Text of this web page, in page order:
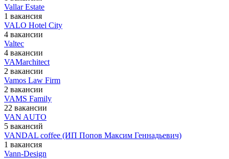
Vallar Estate
1 вакансия
VALO Hotel City
4 вакансии
Valtec
4 вакансии
VAMarchitect
2 вакансии
Vamos Law Firm
2 вакансии
VAMS Family
22 вакансии
VAN AUTO
5 вакансий
VANDAL coffee (ИП Попов Максим Геннадьевич)
1 вакансия
Vann-Design